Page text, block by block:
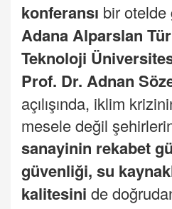
konferansı bir
Adana Alparslan
Teknoloji
Prof. Dr. Adnan
açılışında, iklim
mesele değil
sanayinin rekabet
güvenliği, su
kalitesini de